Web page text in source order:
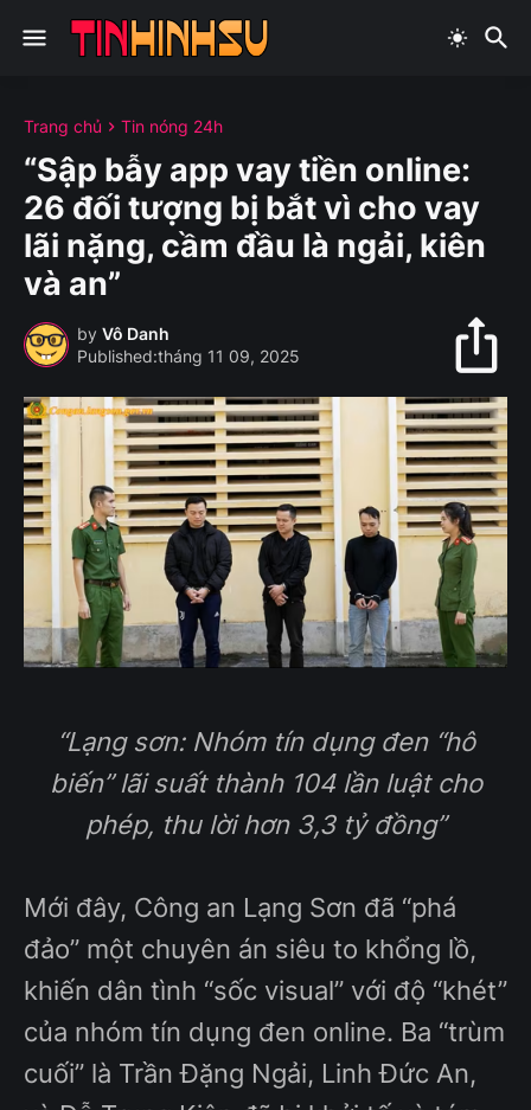
Trang chủ Tin nóng 24h
“Sập bẫy app vay tiền online:
26 đối tượng bị bắt vì cho vay
lãi nặng, cầm đầu là ngải, kiên
và an”
by Vô Danh
tháng 11 09, 2025
“Lạng sơn: Nhóm tín dụng đen “hô
biến” lãi suất thành 104 lần luật cho
phép, thu lời hơn 3,3 tỷ đồng”
Mới đây, Công an Lạng Sơn đã “phá
đảo” một chuyên án siêu to khổng lồ,
khiến dân tình “sốc visual” với độ “khét”
của nhóm tín dụng đen online. Ba “trùm
cuối” là Trần Đặng Ngải, Linh Đức An,